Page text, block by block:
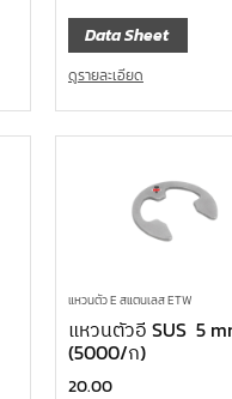
Data Sheet
ดูรายละเอียด
แหวนตัว E สแตนเลส ETW
แหวนตัวอี SUS 5
(5000/ก)
20.00